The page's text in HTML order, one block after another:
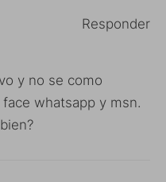
y no se como
whatsapp y msn.
Responder